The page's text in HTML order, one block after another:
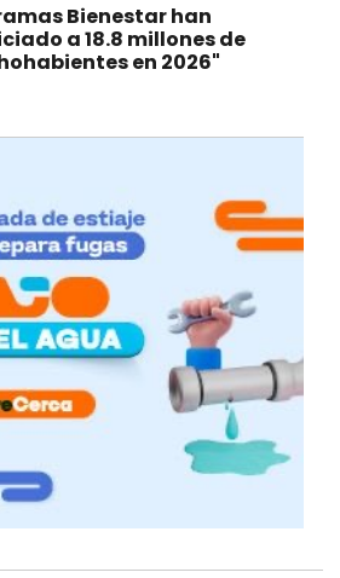
Bienestar han
a 18.8 millones de
en 2026"